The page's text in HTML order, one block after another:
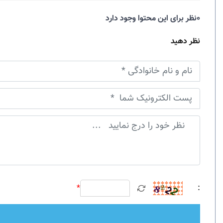
0نظر برای این محتوا وجود دارد
نظر دهید
:
*